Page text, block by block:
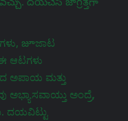
జూಜಾಟ
ಆಟಗಳು
ಅಪಾಯ ಮತ್ತು
ಅಂದ್ರೆ,
ದಯವಿಟ್ಟು